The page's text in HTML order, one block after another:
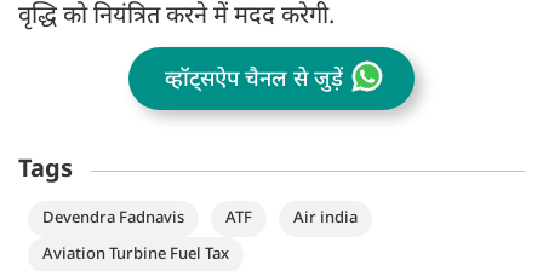
वृद्धि को नियंत्रित करने में मदद करेगी.
व्हॉट्सऐप चैनल से जुड़ें
Tags
Devendra Fadnavis ATF
Air india
Aviation Turbine Fuel Tax